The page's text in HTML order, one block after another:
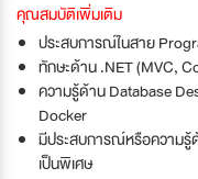
คุณสมบัติเพิ่มเติม
ประสบการณ์ในสาย
ทักษะด้าน .NET (MVC,
ความรู้ด้าน Database
Docker
มีประสบการณ์หรือความ
เป็นพิเศษ